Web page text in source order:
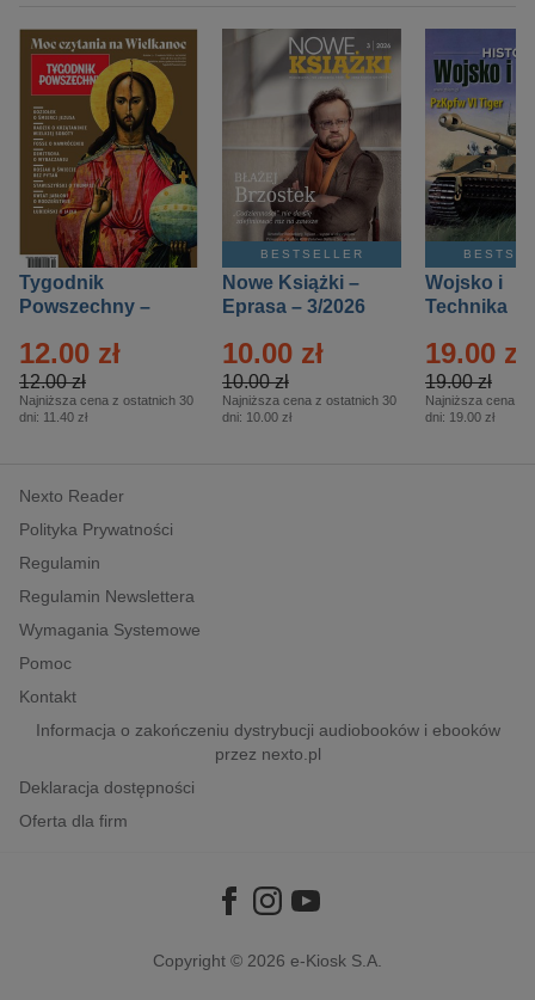
Tygodnik
Powszechny –
12.00 zł
12.00 zł
Najniższa cena z ostatnich 30
dni: 11.40 zł
BESTSELLER
Nowe Książki –
Eprasa – 3/2026
10.00 zł
10.00 zł
Najniższa cena z ostatnich 30
dni: 10.00 zł
Wojsko i
Technika
– 2/2026
19.00 zł
19.00 zł
Najniższa cena z
dni: 19.00 zł
Nexto Reader
Polityka Prywatności
Regulamin
Regulamin Newslettera
Wymagania Systemowe
Pomoc
Kontakt
Informacja o zakończeniu dystrybucji audiobooków i ebooków
przez nexto.pl
Deklaracja dostępności
Oferta dla firm
Copyright © 2026 e-Kiosk S.A.